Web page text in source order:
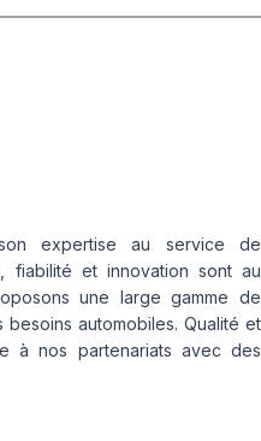
expertise au service de
fiabilité et innovation sont au
une large gamme de
automobiles. Qualité et
à nos partenariats avec des